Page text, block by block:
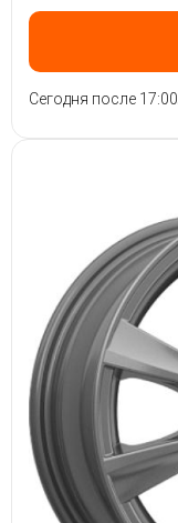
Сегодня после 17:00